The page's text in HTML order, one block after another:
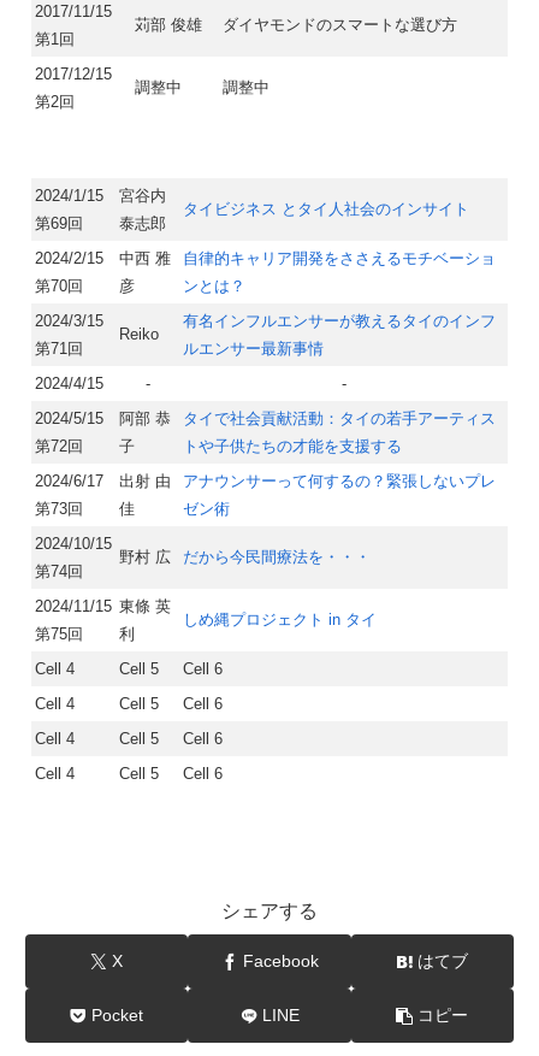
2017/11/15
第1回
苅部 俊雄 ダイヤモンドのスマートな選び方
2017/12/15
第2回
調整中 調整中
2024/1/15
第69回
宮谷内
泰志郎
タイビジネス とタイ人社会のインサイト
2024/2/15
第70回
中西 雅
彦
自律的キャリア開発をささえるモチベーショ
ンとは？
2024/3/15
第71回
Reiko
有名インフルエンサーが教えるタイのインフ
ルエンサー最新事情
2024/4/15
-
-
2024/5/15
第72回
阿部 恭
子
タイで社会貢献活動：タイの若手アーティス
トや子供たちの才能を支援する
2024/6/17
第73回
出射 由
佳
アナウンサーって何するの？緊張しないプレ
ゼン術
2024/10/15
第74回
野村 広 だから今民間療法を・・・
2024/11/15
第75回
東條 英
利
しめ縄プロジェクト in タイ
Cell 4 Cell 5
Cell 6
Cell 4
Cell 5
Cell 6
Cell 4
Cell 5
Cell 6
Cell 4
Cell 5 Cell 6
シェアする
X Facebook はてブ
Pocket LINE コピー